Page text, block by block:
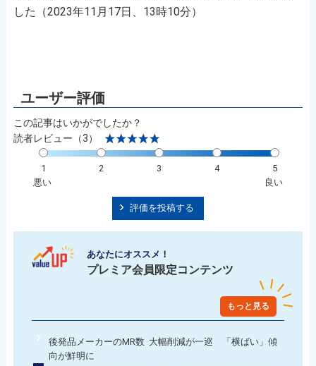
した（2023年11月17日、13時10分）
この記事はいかがでしたか？
読者レビュー（3）
1 2 3 4
5
悪い
良い
評価を投稿する
あなたにオススメ！
プレミア会員限定コンテンツ
もっと見る
後発品メーカーのMR数 大幅削減が一巡 「横ばい」傾
向が鮮明に